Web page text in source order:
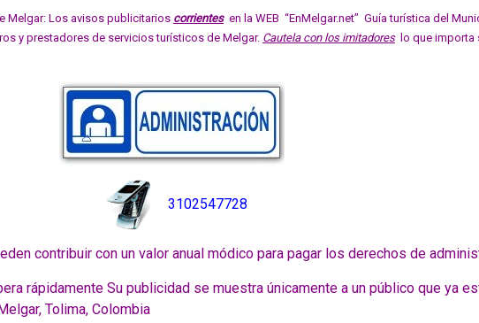
Melgar: Los avisos publicitarios corrientesen la WEB “EnMelgar.net” Guía turística del
y prestadores de servicios turísticos de Melgar. Cautela con los imitadoreslo que importa
3102547728
contribuir con un valor anual módico para pagar los derechos de
rápidamente Su publicidad se muestra únicamente a un público que ya
Tolima, Colombia